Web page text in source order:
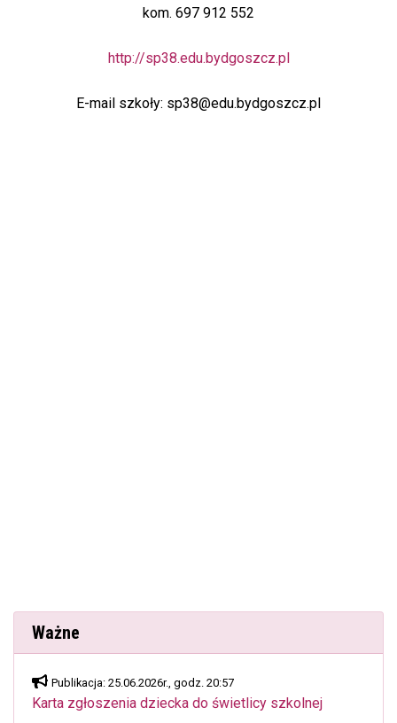
kom. 697 912 552
http://sp38.edu.bydgoszcz.pl
E-mail szkoły: sp38@edu.bydgoszcz.pl
Ważne
Publikacja: 25.06.2026r., godz. 20:57
Karta zgłoszenia dziecka do świetlicy szkolnej